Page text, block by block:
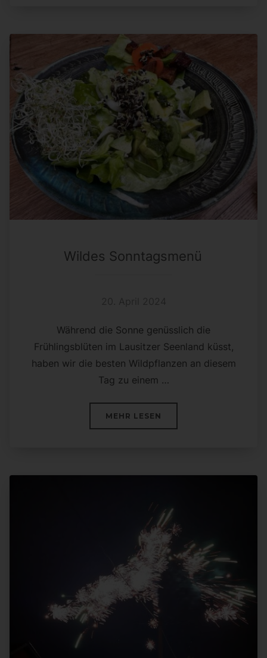
Wildes Sonntagsmenü
Während die Sonne genüsslich die
Frühlingsblüten im Lausitzer Seenland küsst,
haben wir die besten Wildpflanzen an diesem
Tag zu einem …
MEHR ÜBER „WILDES
LESEN